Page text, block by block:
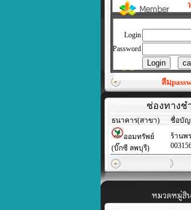
Login
Password
ลืม
ช่องทางช
ธนาคาร(สาขา)
ชื่อบัญ
ออมทรัพย์
(บิ๊กซี ลพบุรี)
ร้านพ